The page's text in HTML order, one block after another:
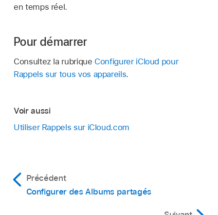
en temps réel.
Pour démarrer
Consultez la rubrique Configurer iCloud pour
Rappels sur tous vos appareils.
Voir aussi
Utiliser Rappels sur iCloud.com
Précédent
Configurer des Albums partagés